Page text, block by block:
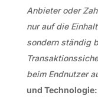
Anbieter oder
nur auf die
sondern ständig
beim Endnutzer
und